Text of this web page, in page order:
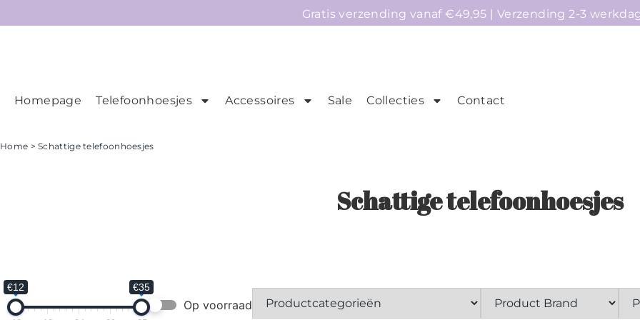
Gratis verzending vanaf €49,95 | Verzending 2-3
Homepage Telefoonhoesjes Accessoires Sale Collecties Contact
Home > Schattige telefoonhoesjes
Schattige telefoonhoesjes
€12 €35
Op voorraad